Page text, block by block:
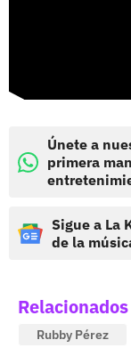
Únete a
primera
Sigue a La
de la
Relacionados
Rubby Pérez